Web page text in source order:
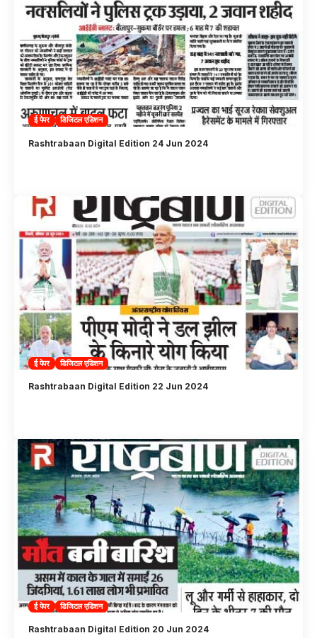
ई पेपर डिजिटल एडिशन
Rashtrabaan Digital Edition 24 Jun 2024
ई पेपर डिजिटल एडिशन
Rashtrabaan Digital Edition 22 Jun 2024
ई पेपर डिजिटल एडिशन
Rashtrabaan Digital Edition 20 Jun 2024